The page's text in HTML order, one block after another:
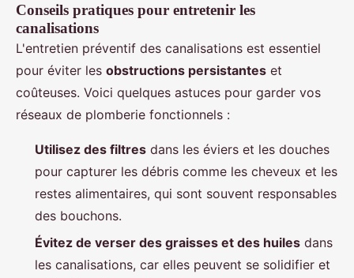
Conseils pratiques pour entretenir les
canalisations
L'entretien préventif des canalisations est essentiel
pour éviter les obstructions persistantes et
coûteuses. Voici quelques astuces pour garder vos
réseaux de plomberie fonctionnels :
Utilisez des filtres dans les éviers et les douches
pour capturer les débris comme les cheveux et les
restes alimentaires, qui sont souvent responsables
des bouchons.
Évitez de verser des graisses et des huiles dans
les canalisations, car elles peuvent se solidifier et